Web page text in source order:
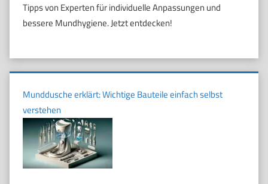
Tipps von Experten für individuelle Anpassungen und
bessere Mundhygiene. Jetzt entdecken!
Munddusche erklärt: Wichtige Bauteile einfach selbst
verstehen